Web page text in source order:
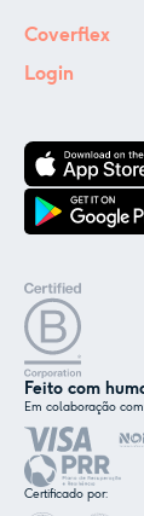
Coverflex
Login
Feito com
Em colaboração
Certificado por: